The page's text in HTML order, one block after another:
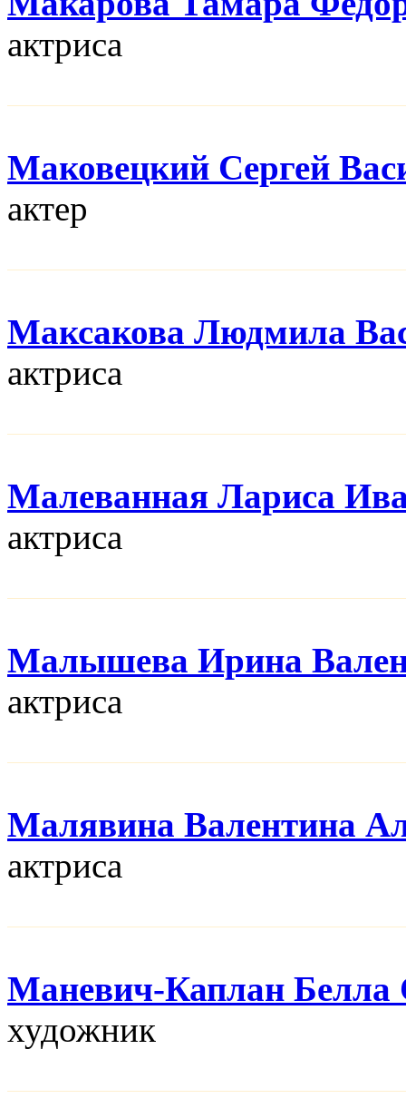
актриса
Маковецкий Сергей
актер
Максакова Людмила
актриса
Малеванная Лариса
актриса
Малышева Ирина
актриса
Малявина Валентина
актриса
Маневич-Каплан Белла
художник